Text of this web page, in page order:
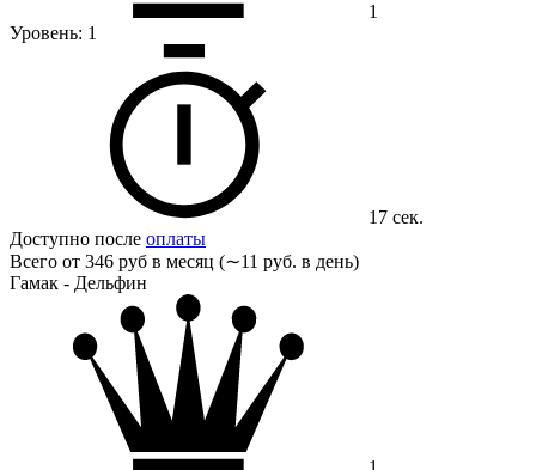
1
Уровень: 1
17 сек.
Доступно после оплаты
Всего от 346 руб в месяц (∼11 руб. в день)
Гамак - Дельфин